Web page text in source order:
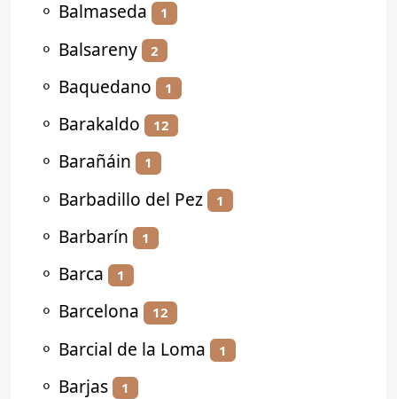
⚬ Balmaseda 1
⚬ Balsareny 2
⚬ Baquedano 1
⚬ Barakaldo 12
⚬ Barañáin 1
⚬ Barbadillo del Pez 1
⚬ Barbarín 1
⚬ Barca 1
⚬ Barcelona 12
⚬ Barcial de la Loma 1
⚬ Barjas 1